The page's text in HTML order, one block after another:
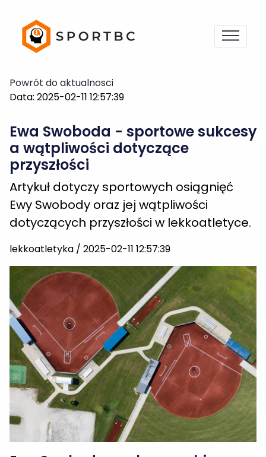
Ewa Swoboda - sportowe sukcesy
a wątpliwości dotyczące
przyszłości
Artykuł dotyczy sportowych osiągnięć
dotyczących przyszłości w lekkoatletyce.
lekkoatletyka / 2025-02-11 12:57:39
Ewa Swoboda - sukcesy w biegu na
60 metrów
Ewa Swoboda wygrała bieg na 60 metrów,
osiągając czas 7,13 sekundy. Jest to dobry
wynik, choć nie rekord życiowy zawodniczki.